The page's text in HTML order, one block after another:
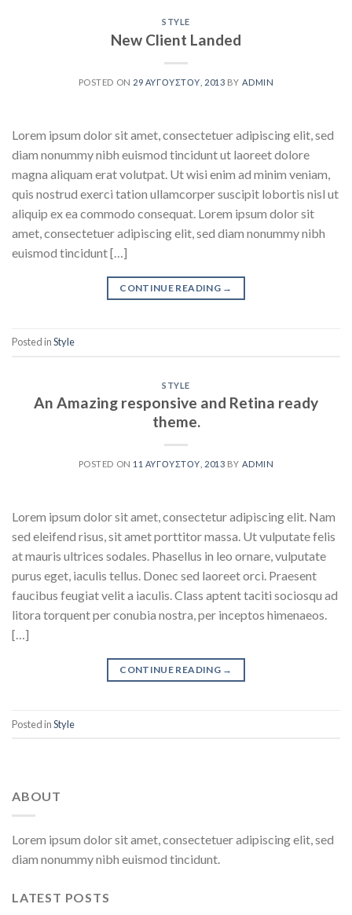
STYLE
New Client Landed
POSTED ON 29 ΑΥΓΟΎΣΤΟΥ, 2013 BY ADMIN
Lorem ipsum dolor sit amet, consectetuer adipiscing elit, sed
diam nonummy nibh euismod tincidunt ut laoreet dolore
magna aliquam erat volutpat. Ut wisi enim ad minim veniam,
quis nostrud exerci tation ullamcorper suscipit lobortis nisl ut
aliquip ex ea commodo consequat. Lorem ipsum dolor sit
amet, consectetuer adipiscing elit, sed diam nonummy nibh
euismod tincidunt […]
CONTINUE READING →
Posted inStyle
STYLE
An Amazing responsive and Retina ready
theme.
POSTED ON 11 ΑΥΓΟΎΣΤΟΥ, 2013 BY ADMIN
Lorem ipsum dolor sit amet, consectetur adipiscing elit. Nam
sed eleifend risus, sit amet porttitor massa. Ut vulputate felis
at mauris ultrices sodales. Phasellus in leo ornare, vulputate
purus eget, iaculis tellus. Donec sed laoreet orci. Praesent
faucibus feugiat velit a iaculis. Class aptent taciti sociosqu ad
litora torquent per conubia nostra, per inceptos himenaeos.
[…]
CONTINUE READING →
Posted inStyle
ABOUT
Lorem ipsum dolor sit amet, consectetuer adipiscing elit, sed
diam nonummy nibh euismod tincidunt.
LATEST POSTS